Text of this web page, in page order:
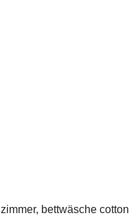
bettwäsche